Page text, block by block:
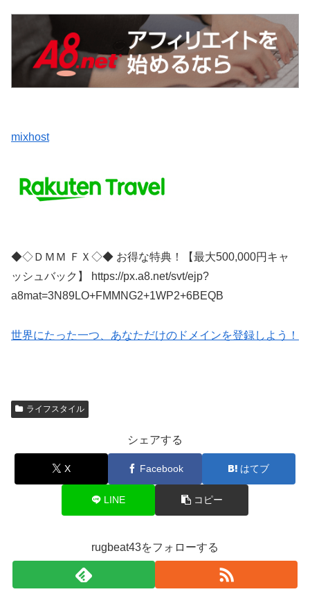
mixhost
◆◇ＤＭＭ ＦＸ◇◆ お得な特典！【最大500,000円キャ
ッシュバック】 https://px.a8.net/svt/ejp?
a8mat=3N89LO+FMMNG2+1WP2+6BEQB
世界にたった一つ、あなただけのドメインを登録しよう！
ライフスタイル
シェアする
X Facebook はてブ
LINE コピー
rugbeat43をフォローする